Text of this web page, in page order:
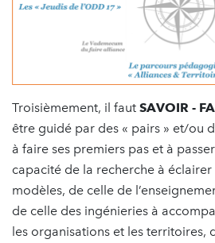
Troisièmement, il faut SAVOIR -
être guidé par des « pairs » et/ou
à faire ses premiers pas et à
capacité de la recherche à éclairer
modèles, de celle de
de celle des ingénieries à
les organisations et les territoires,